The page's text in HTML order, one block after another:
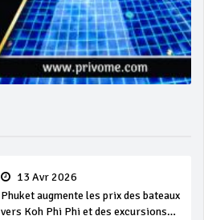
13 Avr 2026
Phuket augmente les prix des bateaux
vers Koh Phi Phi et des excursions